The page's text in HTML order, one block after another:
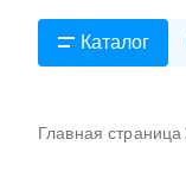
Каталог
Главная страница